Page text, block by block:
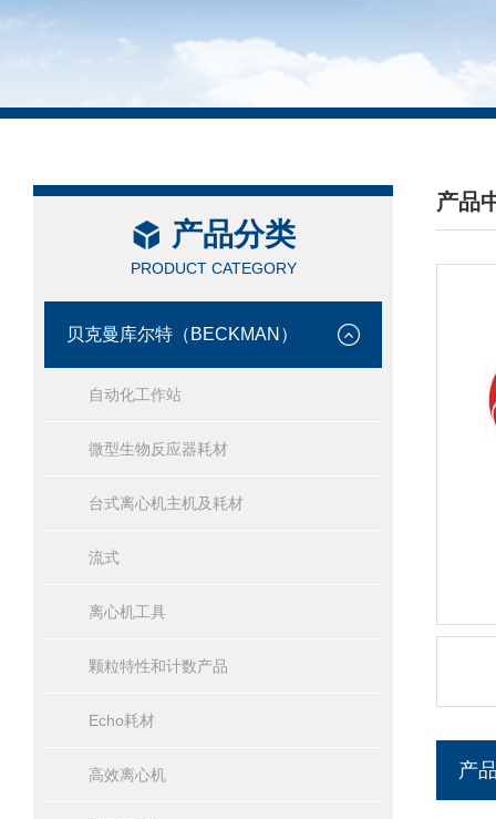
产品分类
PRODUCT CATEGORY
贝克曼库尔特（BECKMAN）
自动化工作站
微型生物反应器耗材
台式离心机主机及耗材
流式
离心机工具
颗粒特性和计数产品
Echo耗材
高效离心机
产品
/
产